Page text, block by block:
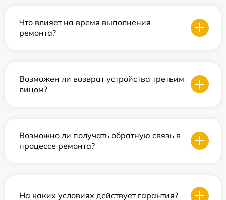
Что влияет на время выполнения
ремонта?
Возможен ли возврат устройства третьим
лицом?
Возможно ли получать обратную связь в
процессе ремонта?
На каких условиях действует гарантия?